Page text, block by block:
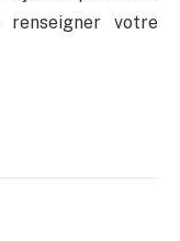
votre